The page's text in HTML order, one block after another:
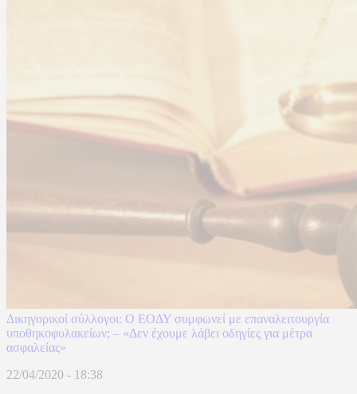
Δικηγορικοί σύλλογοι: Ο ΕΟΔΥ συμφωνεί με επαναλειτουργία
υποθηκοφυλακείων; – «Δεν έχουμε λάβει οδηγίες για μέτρα
ασφαλείας»
22/04/2020 - 18:38